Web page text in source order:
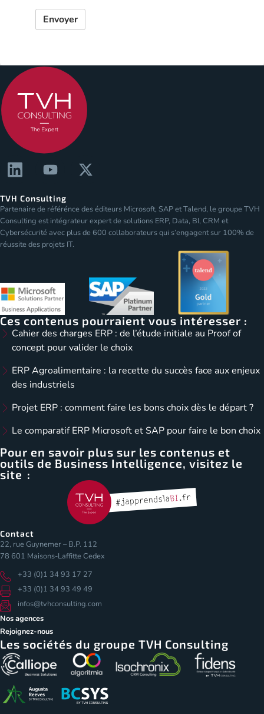
Envoyer
TVH Consulting
Partenaire de référénce des éditeurs Microsoft, SAP et Talend, le groupe TVH
Consulting est intégrateur expert de solutions ERP, Data, BI, CRM et
Cybersécurité avec plus de 600 collaborateurs qui s’engagent sur 100% de
réussite des projets IT.
Ces contenus pourraient vous intéresser :
Cahier des charges ERP : de l’étude initiale au Proof of
concept pour valider le choix
ERP Agroalimentaire : la recette du succès face aux enjeux
des industriels
Projet ERP : comment faire les bons choix dès le départ ?
Le comparatif ERP Microsoft et SAP pour faire le bon choix
Pour en savoir plus sur les contenus et
outils de Business Intelligence, visitez le
site :
Contact
22, rue Guynemer – B.P. 112
78 601 Maisons-Laffitte Cedex
+33 (0)1 34 93 17 27
+33 (0)1 34 93 49 49
infos@tvhconsulting.com
Nos agences
Rejoignez-nous
Les sociétés du groupe TVH Consulting